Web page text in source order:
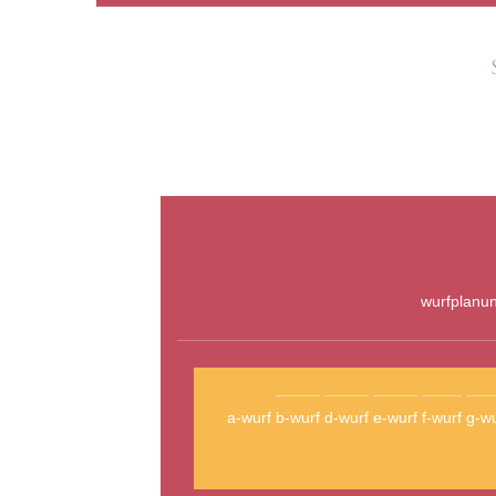
a-wurf b-wurf d-wurf e-wurf f-wurf g-